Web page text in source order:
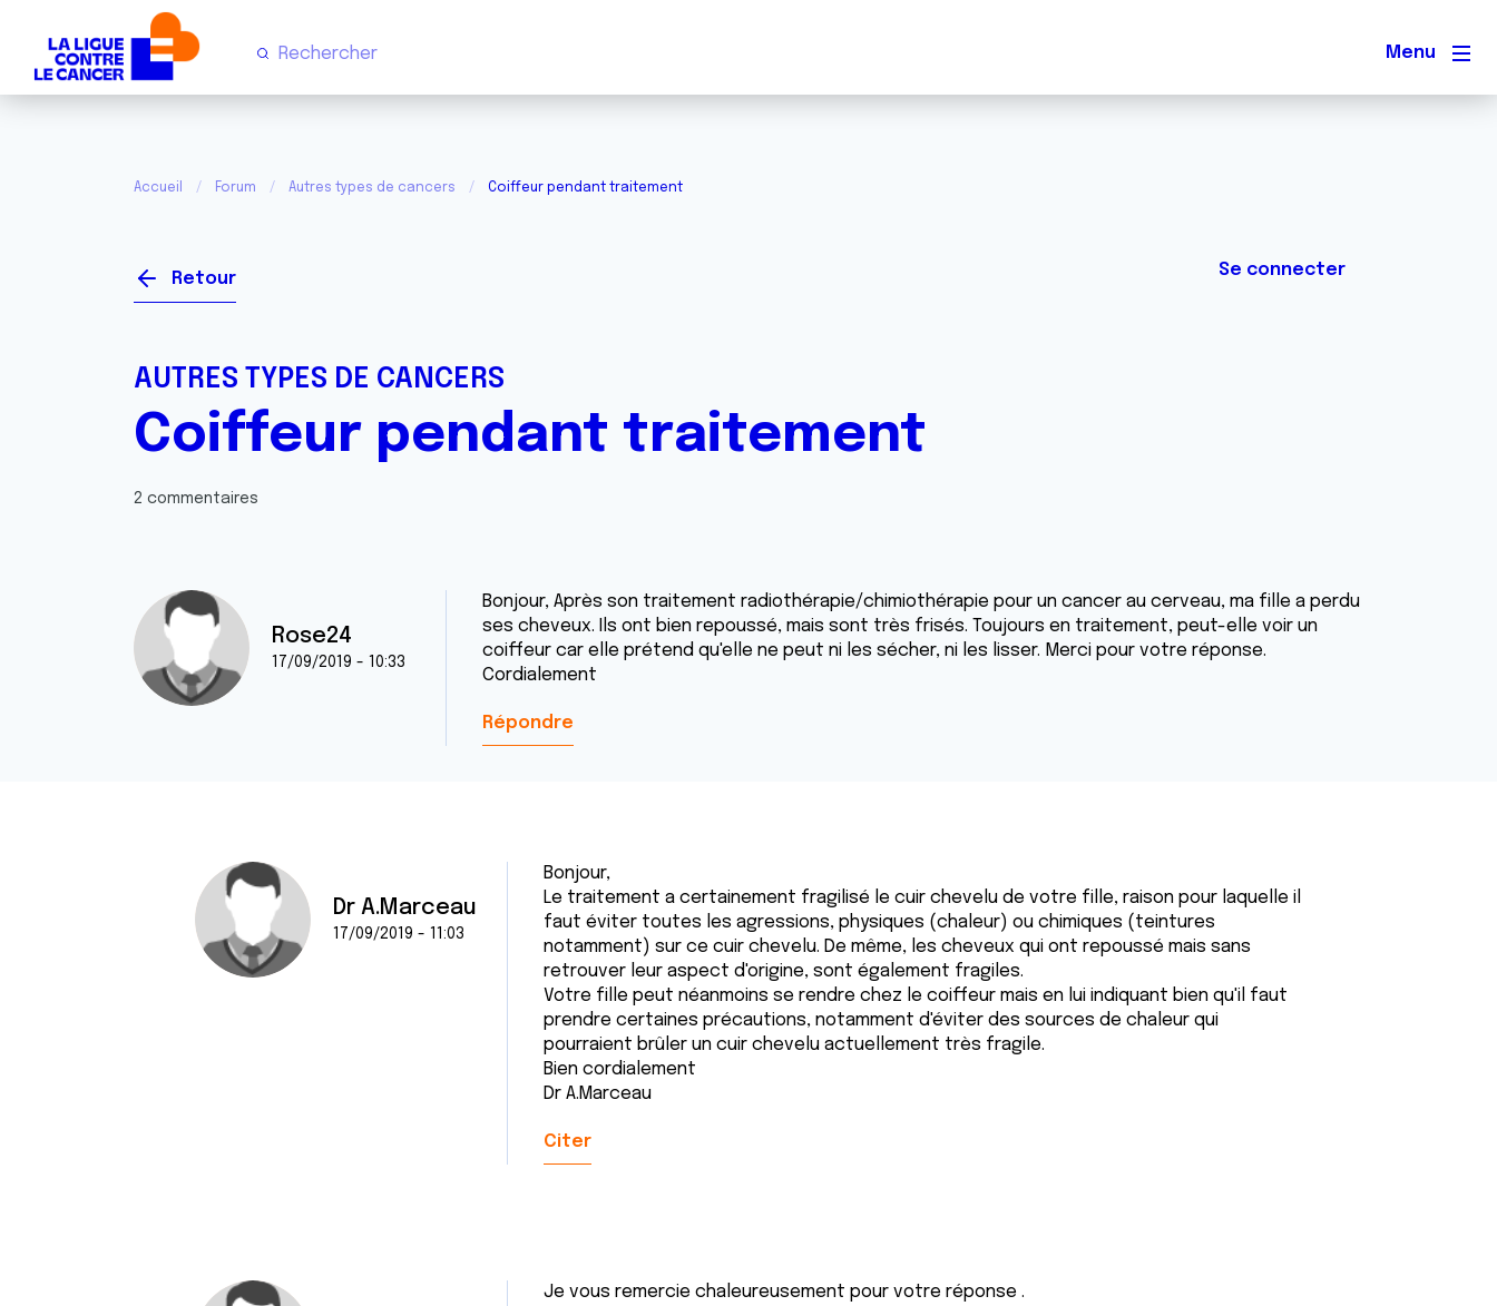
Menu
Accueil Forum Autres types de cancers Coiffeur pendant traitement
Retour Se connecter
AUTRES TYPES DE CANCERS
Coiffeur pendant traitement
2 commentaires
Rose24
17/09/2019 - 10:33
Bonjour, Après son traitement radiothérapie/chimiothérapie pour un cancer au cerveau, ma fille a perdu
ses cheveux. Ils ont bien repoussé, mais sont très frisés. Toujours en traitement, peut-elle voir un
coiffeur car elle prétend qu'elle ne peut ni les sécher, ni les lisser. Merci pour votre réponse.
Cordialement
Répondre
Dr A.Marceau
17/09/2019 - 11:03
Bonjour,
Le traitement a certainement fragilisé le cuir chevelu de votre fille, raison pour laquelle il
faut éviter toutes les agressions, physiques (chaleur) ou chimiques (teintures
notamment) sur ce cuir chevelu. De même, les cheveux qui ont repoussé mais sans
retrouver leur aspect d'origine, sont également fragiles.
Votre fille peut néanmoins se rendre chez le coiffeur mais en lui indiquant bien qu'il faut
prendre certaines précautions, notamment d'éviter des sources de chaleur qui
pourraient brûler un cuir chevelu actuellement très fragile.
Bien cordialement
Dr A.Marceau
Citer
Je vous remercie chaleureusement pour votre réponse .